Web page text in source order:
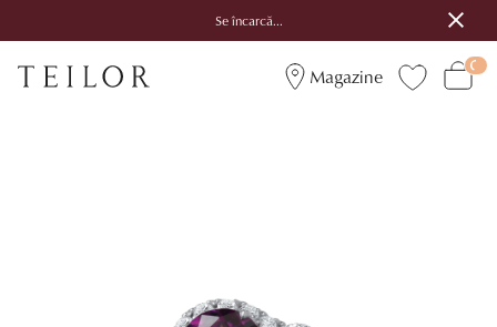
Se încarcă...
Magazine